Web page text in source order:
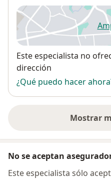
Disponibilidad
Este especialista no
dirección
¿Qué puedo hacer
Mostrar
No se aceptan
Este especialista sólo